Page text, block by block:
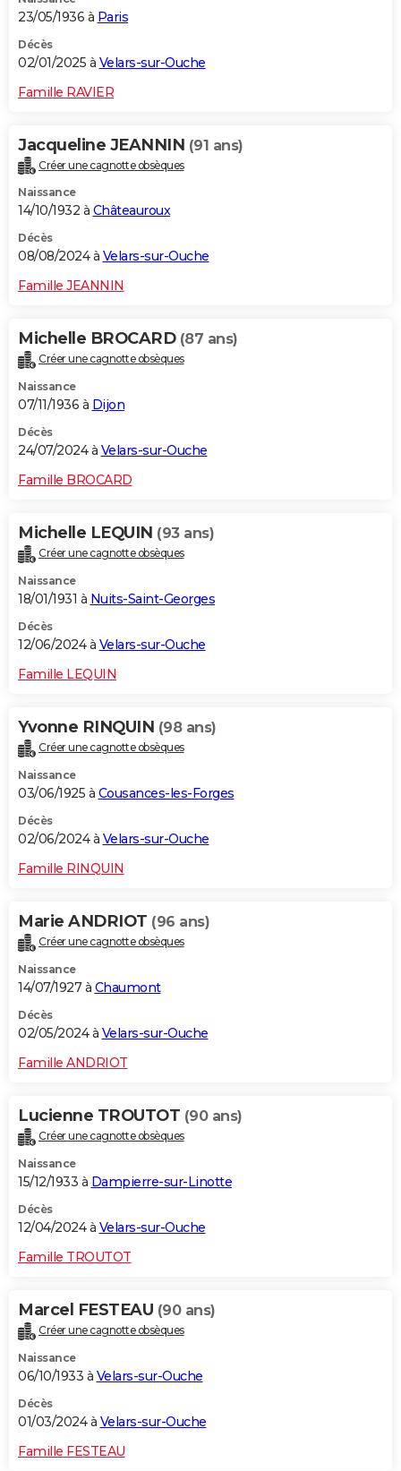
23/05/1936 à Paris
Décès
02/01/2025 à Velars-sur-Ouche
Famille RAVIER
Jacqueline JEANNIN (91 ans)
Créer une cagnotte obsèques
Naissance
14/10/1932 à Châteauroux
Décès
08/08/2024 à Velars-sur-Ouche
Famille JEANNIN
Michelle BROCARD (87 ans)
Créer une cagnotte obsèques
Naissance
07/11/1936 à Dijon
Décès
24/07/2024 à Velars-sur-Ouche
Famille BROCARD
Michelle LEQUIN (93 ans)
Créer une cagnotte obsèques
Naissance
18/01/1931 à Nuits-Saint-Georges
Décès
12/06/2024 à Velars-sur-Ouche
Famille LEQUIN
Yvonne RINQUIN (98 ans)
Créer une cagnotte obsèques
Naissance
03/06/1925 à Cousances-les-Forges
Décès
02/06/2024 à Velars-sur-Ouche
Famille RINQUIN
Marie ANDRIOT (96 ans)
Créer une cagnotte obsèques
Naissance
14/07/1927 à Chaumont
Décès
02/05/2024 à Velars-sur-Ouche
Famille ANDRIOT
Lucienne TROUTOT (90 ans)
Créer une cagnotte obsèques
Naissance
15/12/1933 à Dampierre-sur-Linotte
Décès
12/04/2024 à Velars-sur-Ouche
Famille TROUTOT
Marcel FESTEAU (90 ans)
Créer une cagnotte obsèques
Naissance
06/10/1933 à Velars-sur-Ouche
Décès
01/03/2024 à Velars-sur-Ouche
Famille FESTEAU